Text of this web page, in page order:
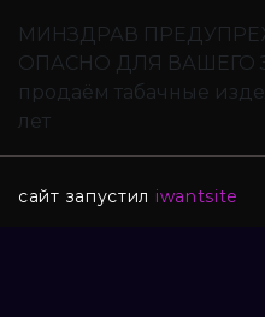
МИНЗДРАВ
ОПАСНО ДЛЯ ВАШЕГО
продаём табачные
лет
сайт запустил iwantsite